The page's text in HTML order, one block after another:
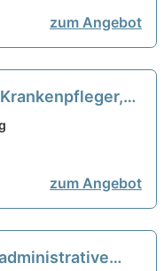
zum Angebot
Krankenpfleger,
w/d) - Vollzeit /
zum Angebot